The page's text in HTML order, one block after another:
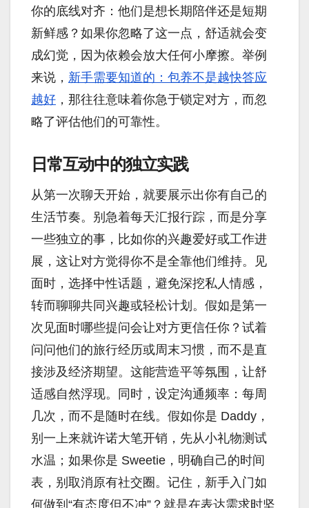
你的底线对齐：他们是想长期陪伴还是短期
新鲜感？如果你忽略了这一点，舒适就会变
成幻觉，因为依赖会放大任何小摩擦。举例
来说， 新手需要知道的：包养不是越快答应
越好 ，那往往意味着你急于锁定对方，而忽
略了评估他们的可靠性。
日常互动中的独立实践
从第一次聊天开始，就要展示出你有自己的
生活节奏。别急着每天汇报行踪，而是分享
一些独立的事，比如你的兴趣爱好或工作进
展，这让对方觉得你不是全靠他们维持。见
面时，选择中性话题，避免深挖私人情感，
转而聊聊共同兴趣或轻松计划。假如是第一
次见面时哪些提问会让对方更信任你？试着
问问他们的旅行经历或周末习惯，而不是直
接涉及经济期望。这能营造平等氛围，让舒
适感自然浮现。同时，设定沟通频率：每周
几次，而不是随时在线。假如你是 Daddy，
别一上来就许诺大笔开销，先从小礼物测试
水温；如果你是 Sweetie，明确自己的时间
表，别取消原有社交圈。记住，新手入门如
何做到“有态度但不冲”？就是在表达需求时坚